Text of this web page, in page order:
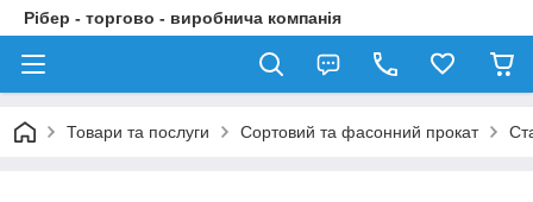
Рібер - торгово - виробнича компанія
Товари та послуги Сортовий та фасонний прокат